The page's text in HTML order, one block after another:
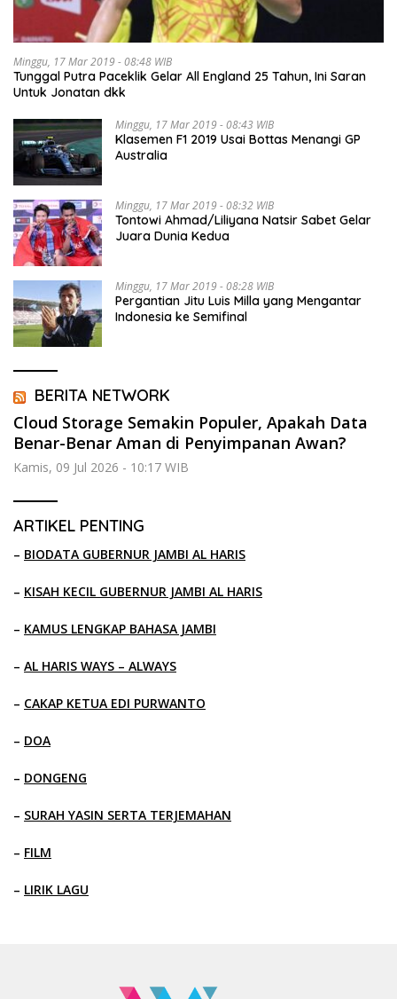
Minggu, 17 Mar 2019 - 08:48 WIB
Tunggal Putra Paceklik Gelar All England 25 Tahun, Ini Saran
Untuk Jonatan dkk
Minggu, 17 Mar 2019 - 08:43 WIB
Klasemen F1 2019 Usai Bottas Menangi GP
Australia
Minggu, 17 Mar 2019 - 08:32 WIB
Tontowi Ahmad/Liliyana Natsir Sabet Gelar
Juara Dunia Kedua
Minggu, 17 Mar 2019 - 08:28 WIB
Pergantian Jitu Luis Milla yang Mengantar
Indonesia ke Semifinal
BERITA NETWORK
Cloud Storage Semakin Populer, Apakah Data
Benar-Benar Aman di Penyimpanan Awan?
Kamis, 09 Jul 2026 - 10:17 WIB
ARTIKEL PENTING
– BIODATA GUBERNUR JAMBI AL HARIS
– KISAH KECIL GUBERNUR JAMBI AL HARIS
– KAMUS LENGKAP BAHASA JAMBI
– AL HARIS WAYS – ALWAYS
– CAKAP KETUA EDI PURWANTO
– DOA
– DONGENG
– SURAH YASIN SERTA TERJEMAHAN
– FILM
– LIRIK LAGU